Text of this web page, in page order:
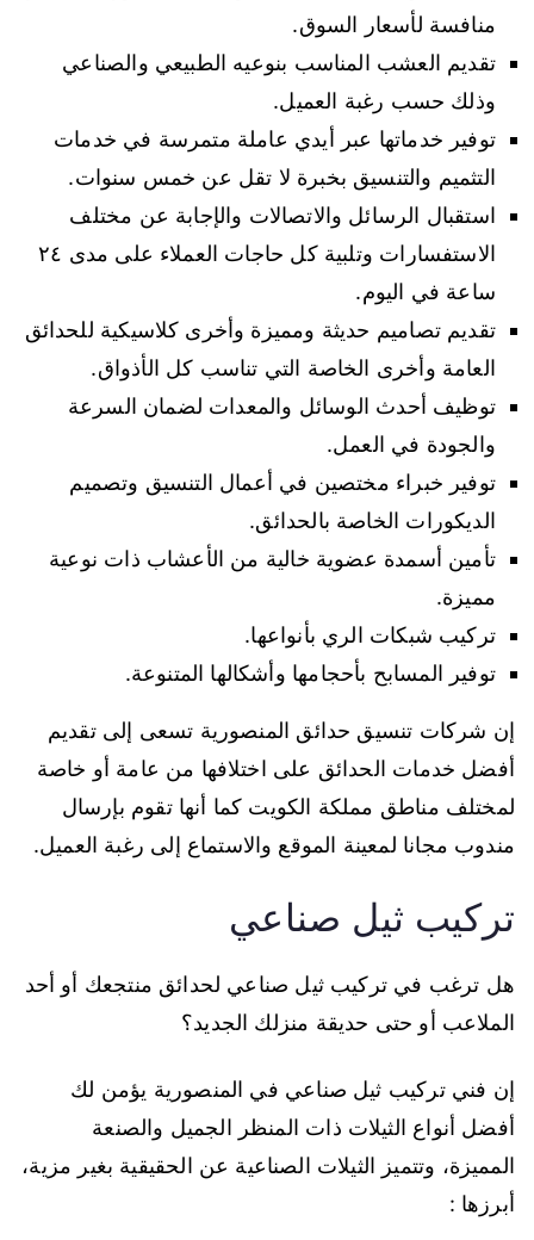
منافسة لأسعار السوق.
تقديم العشب المناسب بنوعيه الطبيعي والصناعي
وذلك حسب رغبة العميل.
توفير خدماتها عبر أيدي عاملة متمرسة في خدمات
التثميم والتنسيق بخبرة لا تقل عن خمس سنوات.
استقبال الرسائل والاتصالات والإجابة عن مختلف
الاستفسارات وتلبية كل حاجات العملاء على مدى ٢٤
ساعة في اليوم.
تقديم تصاميم حديثة ومميزة وأخرى كلاسيكية للحدائق
العامة وأخرى الخاصة التي تناسب كل الأذواق.
توظيف أحدث الوسائل والمعدات لضمان السرعة
والجودة في العمل.
توفير خبراء مختصين في أعمال التنسيق وتصميم
الديكورات الخاصة بالحدائق.
تأمين أسمدة عضوية خالية من الأعشاب ذات نوعية
مميزة.
تركيب شبكات الري بأنواعها.
توفير المسابح بأحجامها وأشكالها المتنوعة.
إن شركات تنسيق حدائق المنصورية تسعى إلى تقديم
أفضل خدمات الحدائق على اختلافها من عامة أو خاصة
لمختلف مناطق مملكة الكويت كما أنها تقوم بإرسال
مندوب مجانا لمعينة الموقع والاستماع إلى رغبة العميل.
تركيب ثيل صناعي
هل ترغب في تركيب ثيل صناعي لحدائق منتجعك أو أحد
الملاعب أو حتى حديقة منزلك الجديد؟
إن فني تركيب ثيل صناعي في المنصورية يؤمن لك
أفضل أنواع الثيلات ذات المنظر الجميل والصنعة
المميزة، وتتميز الثيلات الصناعية عن الحقيقية بغير مزية،
أبرزها :